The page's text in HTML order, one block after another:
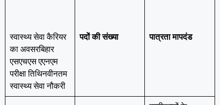
स्वास्थ्य सेवा कैरियर
का अवसरबिहार
एसएचएस एएनएम
परीक्षा तिथिनवीनतम
स्वास्थ्य सेवा नौकरी
पदों की संख्या पात्रता मापदंड